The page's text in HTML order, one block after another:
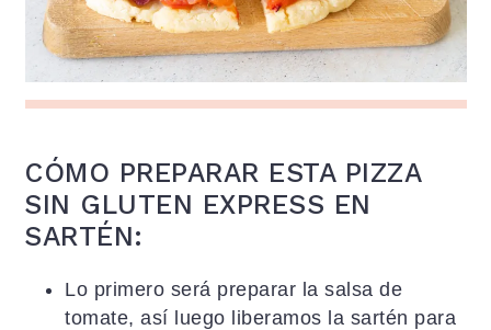
CÓMO PREPARAR ESTA PIZZA
SIN GLUTEN EXPRESS EN
SARTÉN:
Lo primero será preparar la salsa de
tomate, así luego liberamos la sartén para